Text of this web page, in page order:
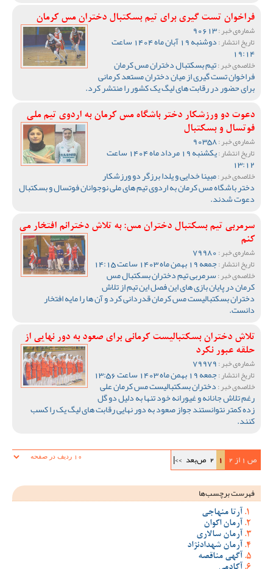
فراخوان تست گیری برای تیم بسکتبال دختران مس کرمان
شماره‌ی خبر :
تاریخ انتشار : دوشنبه 19 آبان ماه 1404 ساعت
19:14
خلاصه‌ی خبر :تیم بسکتبال دختران مس کرمان
فراخوان تست گیری از میان دختران مستعد کرمانی
برای حضور در رقابت های لیگ یک کشور را منتشر کرد.
دعوت دو ورزشکار دختر باشگاه مس کرمان به اردوی تیم ملی
فوتسال و بسکتبال
شماره‌ی خبر :
تاریخ انتشار : یکشنبه 19 مرداد ماه 1404 ساعت
13:12
خلاصه‌ی خبر :مبینا خدایی و یلدا برزگر دو ورزشکار
دختر باشگاه مس کرمان به اردوی تیم های ملی نوجوانان فوتسال و بسکتبال
دعوت شدند.
سرمربی تیم بسکتبال دختران مس: به تلاش دخترانم افتخار می
کنم
شماره‌ی خبر :
تاریخ انتشار :جمعه 19 بهمن ماه 1403 ساعت 14:15
خلاصه‌ی خبر :سرمربی تیم دختران بسکتبال مس
کرمان در پایان بازی های این فصل این تیم از تلاش
دختران بسکتبالیست مس کرمان قدردانی کرد و آن ها را مایه افتخار
دانست.
تلاش دختران بسکتبالیست کرمانی برای صعود به دور نهایی از
حلقه عبور نکرد
شماره‌ی خبر :
تاریخ انتشار :جمعه 19 بهمن ماه 1403 ساعت 13:56
خلاصه‌ی خبر :دختران بسکتبالیست مس کرمان علی
رغم تلاش جانانه و غیورانه خود تنها به دلیل دو گل
زده کمتر نتوانستند جواز صعود به دور نهایی رقابت های لیگ یک را کسب
کنند.
ص 1 از 2 1
2 ص‌بعد >>|
فهرست برچسب‌ها
آرتا منهاجی
آرمان اکوان
آرمان سالاری
آرمان شهدادنژاد
آگهی مناقصه